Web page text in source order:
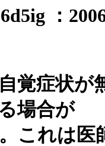
：
覚症状が
場合が
これは医